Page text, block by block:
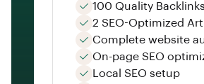
100 Quality
2 SEO-Optimized
Complete website
On-page SEO
Local SEO setup